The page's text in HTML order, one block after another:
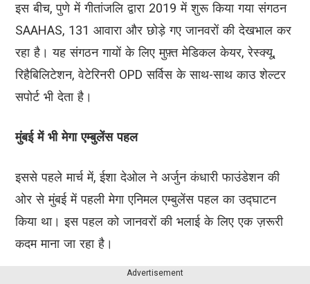
इस बीच, पुणे में गीतांजलि द्वारा 2019 में शुरू किया गया संगठन
SAAHAS, 131 आवारा और छोड़े गए जानवरों की देखभाल कर
रहा है। यह संगठन गायों के लिए मुफ़्त मेडिकल केयर, रेस्क्यू,
रिहैबिलिटेशन, वेटेरिनरी OPD सर्विस के साथ-साथ काउ शेल्टर
सपोर्ट भी देता है।
मुंबई में भी मेगा एम्बुलेंस पहल
इससे पहले मार्च में, ईशा देओल ने अर्जुन कंधारी फाउंडेशन की
ओर से मुंबई में पहली मेगा एनिमल एम्बुलेंस पहल का उद्घाटन
किया था। इस पहल को जानवरों की भलाई के लिए एक ज़रूरी
कदम माना जा रहा है।
Advertisement